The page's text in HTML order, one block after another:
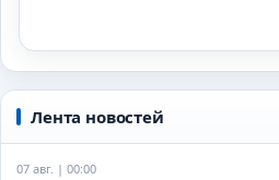
Лента новостей
07 авг. | 00:00